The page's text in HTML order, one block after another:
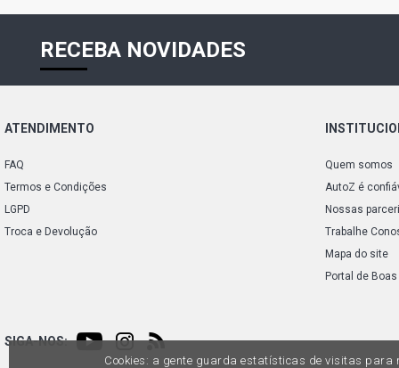
RECEBA NOVIDADES
ATENDIMENTO
FAQ
Termos e Condições
LGPD
Troca e Devolução
Quem somos
AutoZ é
Nossas
Trabalhe
Mapa do site
Portal de
SIGA-NOS:
Cookies: a gente guarda estatísticas de visitas para